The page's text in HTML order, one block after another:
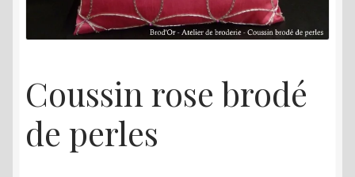
enfant
Coussin rose brodé
de perles